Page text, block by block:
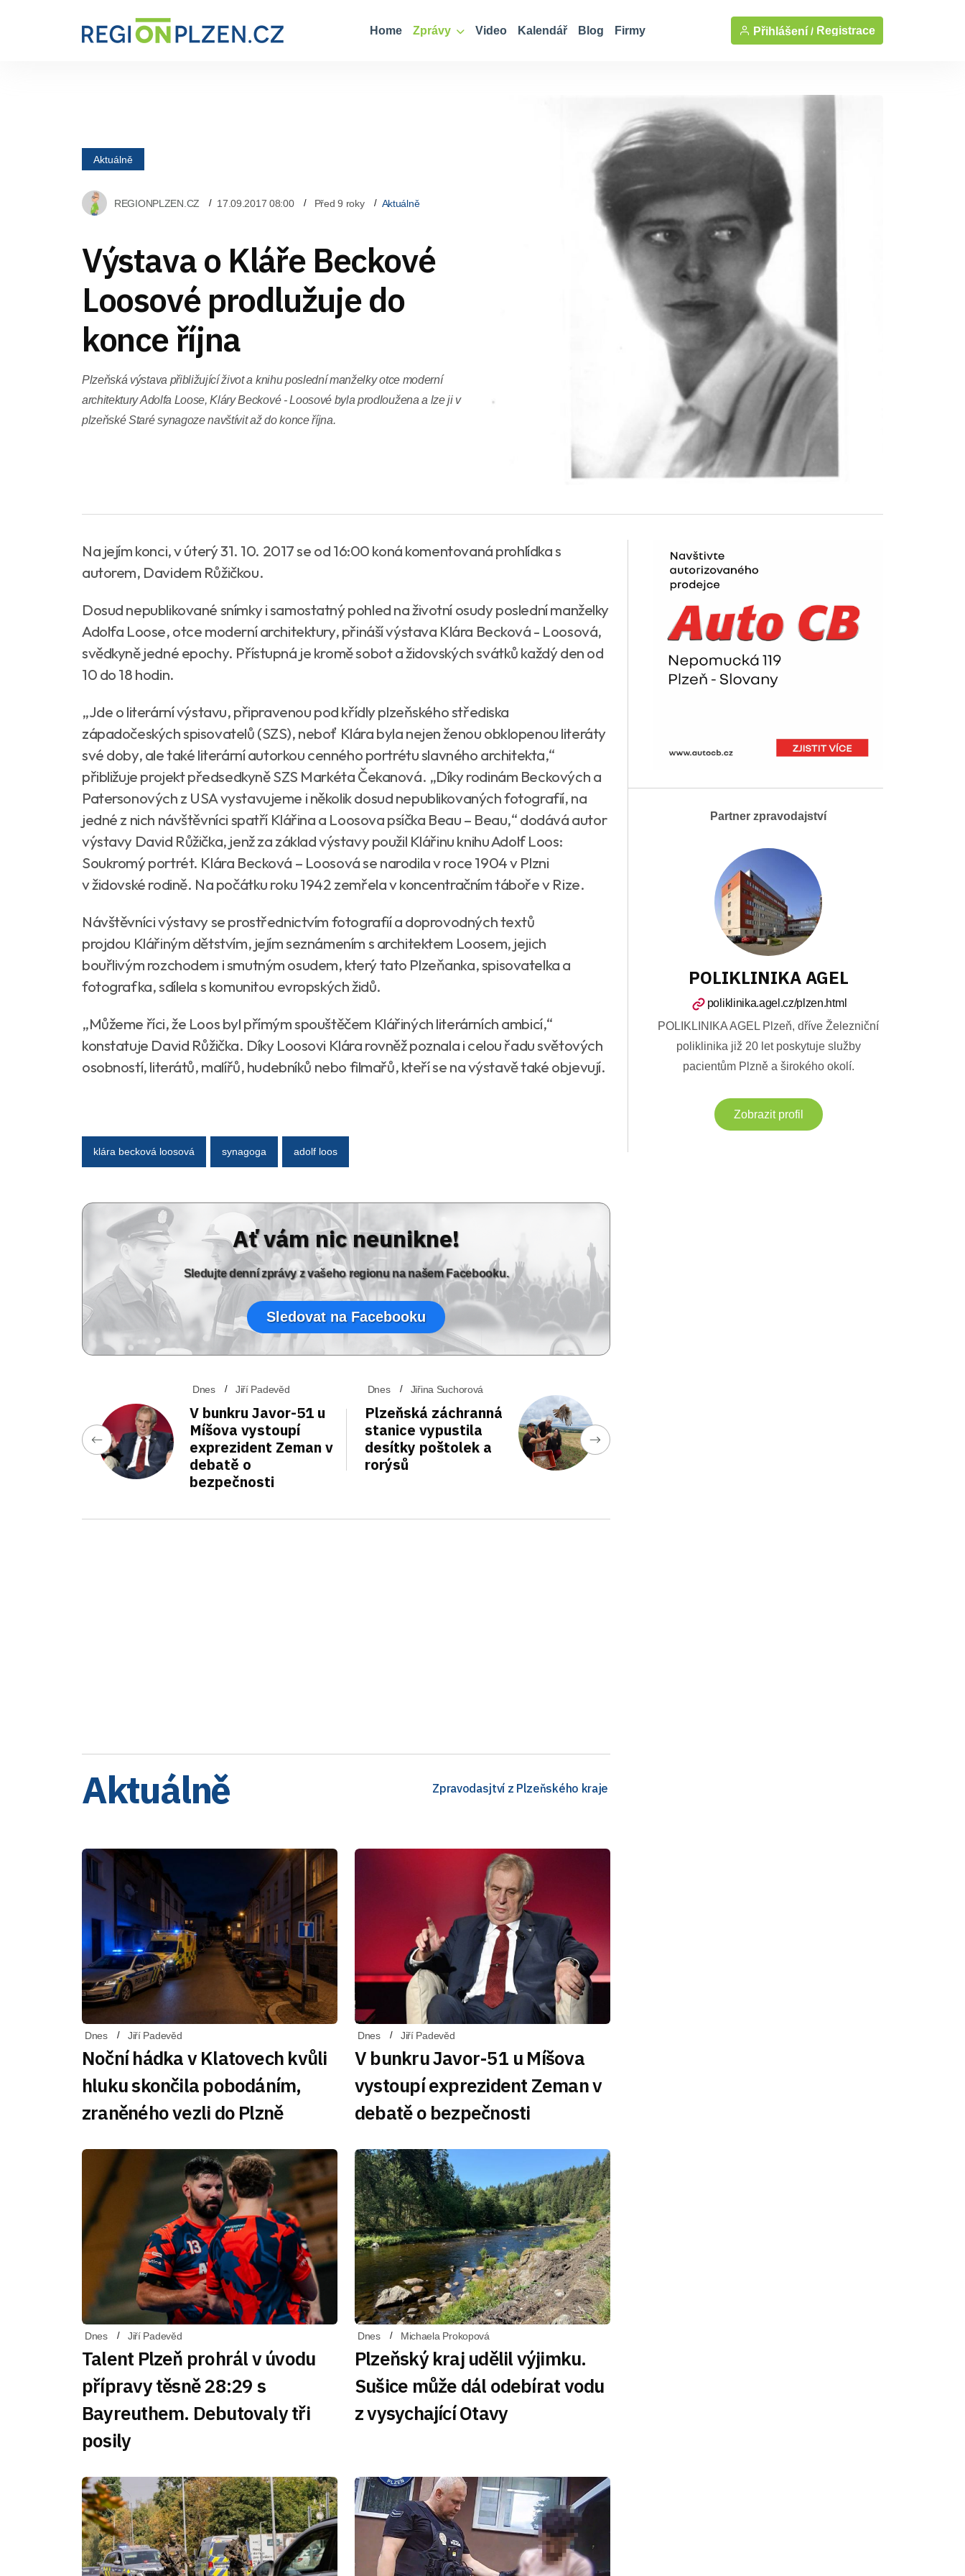
Home Zprávy Video Kalendář Blog Firmy Přihlášení / Registrace
Aktuálně
REGIONPLZEN.CZ 17.09.2017 08:00 Před 9 roky Aktuálně
Výstava o Kláře Beckové
Loosové prodlužuje do
konce října
Plzeňská výstava přibližující život a knihu poslední manželky otce moderní
architektury Adolfa Loose, Kláry Beckové - Loosové byla prodloužena a lze ji v
plzeňské Staré synagoze navštívit až do konce října.
Na jejím konci, v úterý 31. 10. 2017 se od 16:00 koná komentovaná prohlídka s
autorem, Davidem Růžičkou.
Dosud nepublikované snímky i samostatný pohled na životní osudy poslední manželky
Adolfa Loose, otce moderní architektury, přináší výstava Klára Becková - Loosová,
svědkyně jedné epochy. Přístupná je kromě sobot a židovských svátků každý den od
10 do 18 hodin.
„Jde o literární výstavu, připravenou pod křídly plzeňského střediska
západočeských spisovatelů (SZS), neboť Klára byla nejen ženou obklopenou literáty
své doby, ale také literární autorkou cenného portrétu slavného architekta,“
přibližuje projekt předsedkyně SZS Markéta Čekanová. „Díky rodinám Beckových a
Patersonových z USA vystavujeme i několik dosud nepublikovaných fotografií, na
jedné z nich návštěvníci spatří Klářina a Loosova psíčka Beau – Beau,“ dodává autor
výstavy David Růžička, jenž za základ výstavy použil Klářinu knihu Adolf Loos:
Soukromý portrét. Klára Becková – Loosová se narodila v roce 1904 v Plzni
v židovské rodině. Na počátku roku 1942 zemřela v koncentračním táboře v Rize.
Návštěvníci výstavy se prostřednictvím fotografií a doprovodných textů
projdou Klářiným dětstvím, jejím seznámením s architektem Loosem, jejich
bouřlivým rozchodem i smutným osudem, který tato Plzeňanka, spisovatelka a
fotografka, sdílela s komunitou evropských židů.
„Můžeme říci, že Loos byl přímým spouštěčem Klářiných literárních ambicí,“
konstatuje David Růžička. Díky Loosovi Klára rovněž poznala i celou řadu světových
osobností, literátů, malířů, hudebníků nebo filmařů, kteří se na výstavě také objevují.
klára becková loosová synagoga adolf loos
Ať vám nic neunikne!
Sledujte denní zprávy z vašeho regionu na našem Facebooku.
Sledovat na Facebooku
Dnes Jiří Padevěd
V bunkru Javor-51 u
Míšova vystoupí
exprezident Zeman v
debatě o
bezpečnosti
Dnes Jiřina Suchorová
Plzeňská záchranná
stanice vypustila
desítky poštolek a
rorýsů
Aktuálně Zpravodasjtví z Plzeňského kraje
Dnes Jiří Padevěd
Noční hádka v Klatovech kvůli
hluku skončila pobodáním,
zraněného vezli do Plzně
Dnes Jiří Padevěd
V bunkru Javor-51 u Míšova
vystoupí exprezident Zeman v
debatě o bezpečnosti
Dnes Jiří Padevěd
Talent Plzeň prohrál v úvodu
přípravy těsně 28:29 s
Bayreuthem. Debutovaly tři
posily
Dnes Michaela Prokopová
Plzeňský kraj udělil výjimku.
Sušice může dál odebírat vodu
z vysychající Otavy
Partner zpravodajství
POLIKLINIKA AGEL
poliklinika.agel.cz/plzen.html
POLIKLINIKA AGEL Plzeň, dříve Železniční
poliklinika již 20 let poskytuje služby
pacientům Plzně a širokého okolí.
Zobrazit profil